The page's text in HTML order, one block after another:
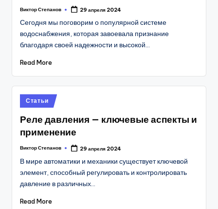
Posted
Виктор Степанов 29 апреля 2024
Сегодня мы поговорим о популярной системе
водоснабжения, которая завоевала признание
благодаря своей надежности и высокой…
Read More
Posted
in
Статьи
Реле давления — ключевые аспекты и
применение
Posted
Виктор Степанов 29 апреля 2024
В мире автоматики и механики существует ключевой
элемент, способный регулировать и контролировать
давление в различных…
Read More